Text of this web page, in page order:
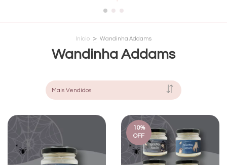
Início > Wandinha Addams
Wandinha Addams
10%
OFF